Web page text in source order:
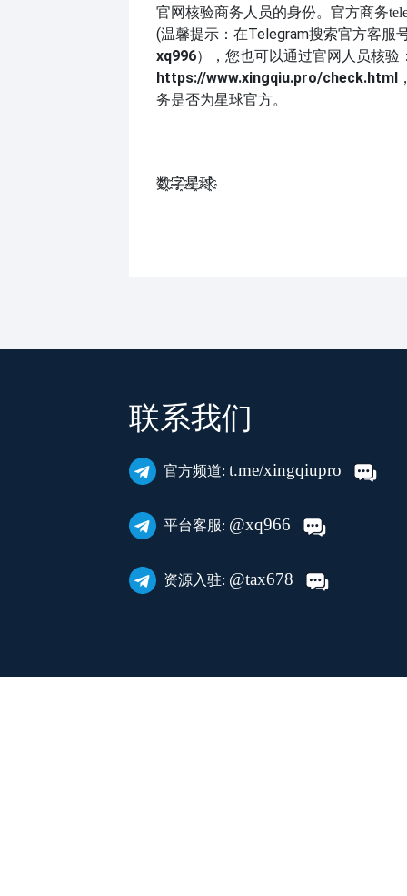
官网核验商务人员的身份。官方商务
(温馨提示：在Telegram搜索官方客服
xq996），您也可以通过官网人员核验
https://www.xingqiu.pro/check.html
务是否为星球官方。
数҈字҈星҈球҈͏
联系我们
官方频道: t.me/xingqiupro
平台客服: @xq966
资源入驻: @tax678